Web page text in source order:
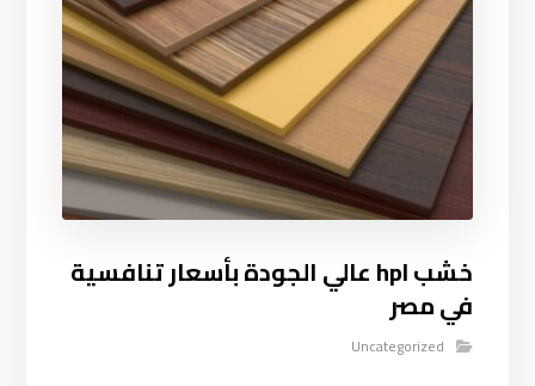
خشب hpl عالي الجودة بأسعار تنافسية
في مصر
Uncategorized